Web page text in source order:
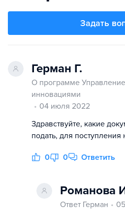
Задать
Герман Г.
О программе
инновациями
04 июля 2022
Здравствуйте, какие
подать, для поступления
0 0 Ответить
Романова
Ответ Герман